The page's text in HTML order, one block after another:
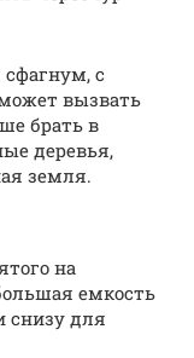
с
вызвать
брать в
деревья,
земля.
на
емкость
снизу для